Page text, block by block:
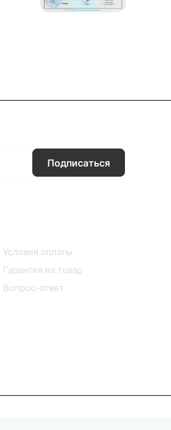
Подписаться
Условия оплаты
Гарантия на товар
Вопрос-ответ